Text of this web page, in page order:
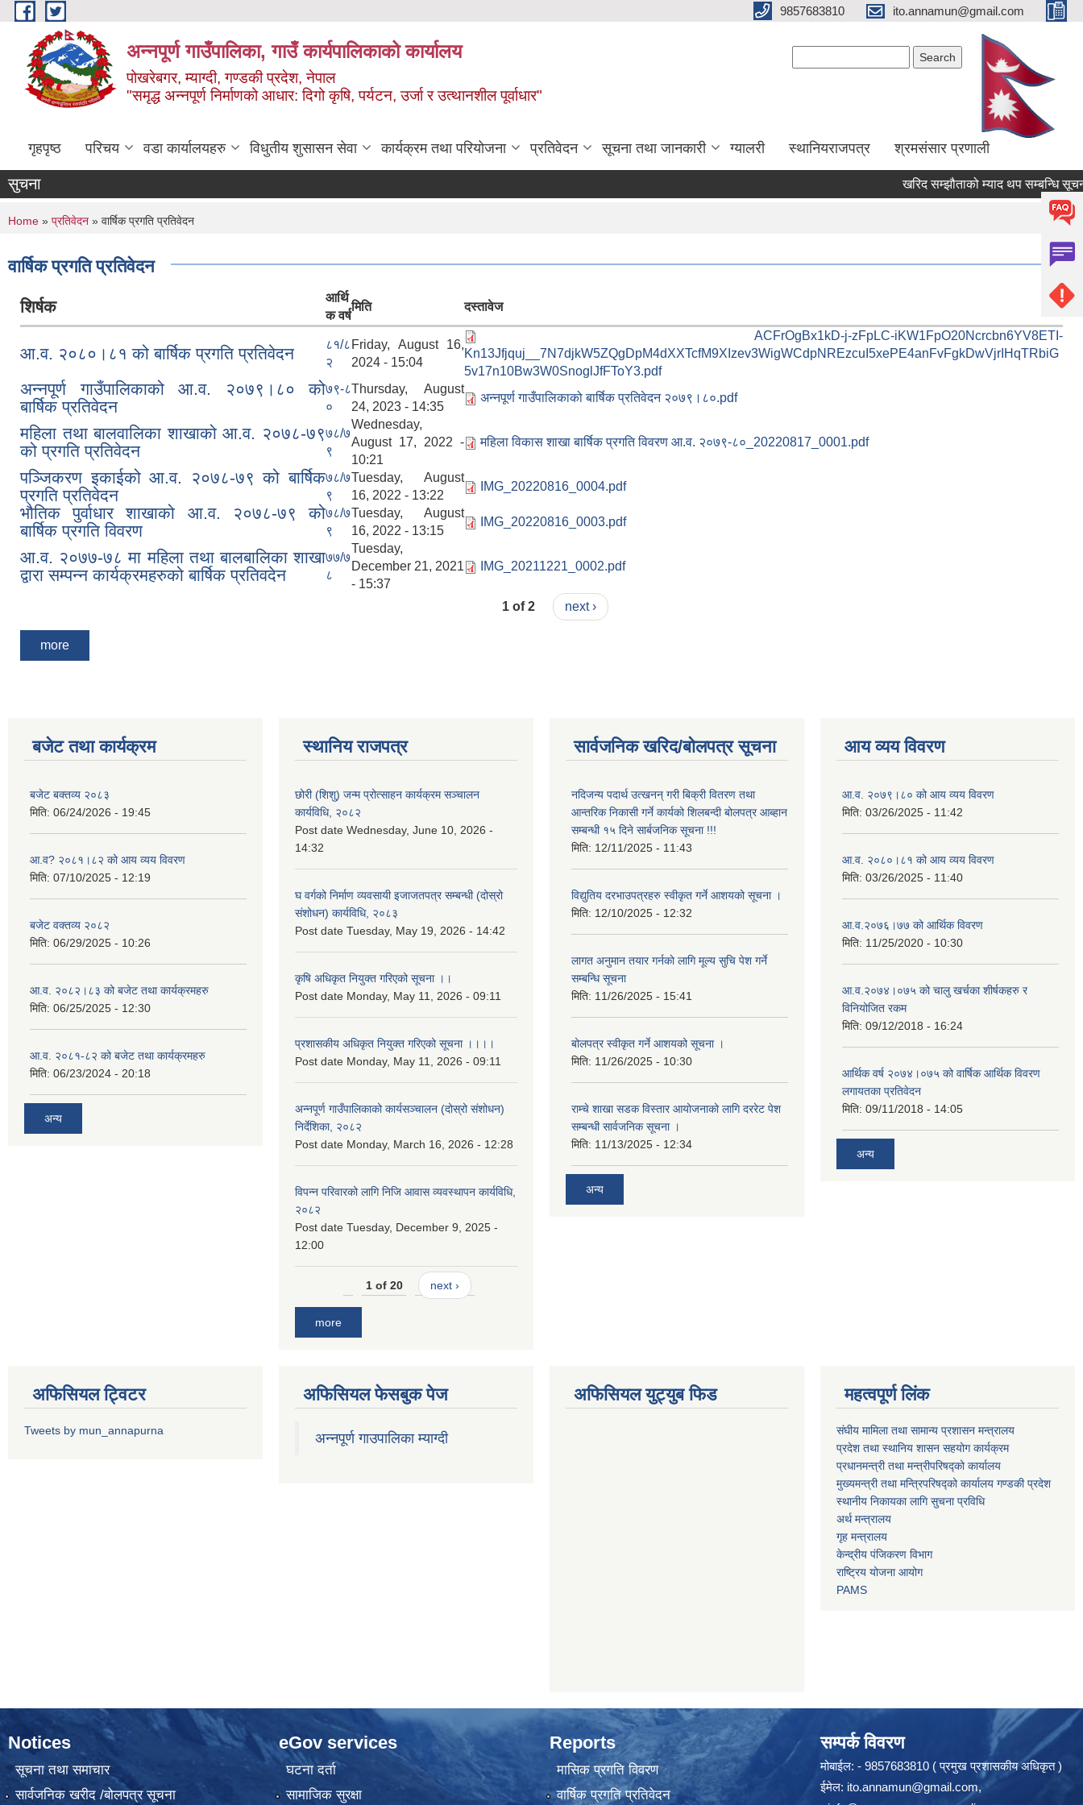
Skip to main content 9857683810 ito.annamun@gmail.com
अन्‍नपूर्ण गाउँपालिका, गाउँ कार्यपालिकाको कार्यालय
पोखरेबगर, म्याग्दी, गण्डकी प्रदेश, नेपाल
"समृद्ध अन्‍नपूर्ण निर्माणको आधार: दिगो कृषि, पर्यटन, उर्जा र उत्थानशील पूर्वाधार"
गृहपृष्ठ परिचय वडा कार्यालयहरु विधुतीय शुसासन सेवा कार्यक्रम तथा परियोजना प्रतिवेदन सूचना तथा जानकारी ग्यालरी स्थानियराजपत्र श्रमसंसार प्रणाली
सुचना खरिद सम्झौताको म्याद थप सम्बन्धि सूचना
You are here
Home » प्रतिवेदन » वार्षिक प्रगति प्रतिवेदन
वार्षिक प्रगति प्रतिवेदन
शिर्षक
आर्थि
क वर्ष
मिति दस्तावेज
आ.व. २०८०।८१ को बार्षिक प्रगति प्रतिवेदन
८१/८
२
Friday, August 16,
2024 - 15:04
ACFrOgBx1kD-j-zFpLC-iKW1FpO20Ncrcbn6YV8ETI-
Kn13Jfjquj__7N7djkW5ZQgDpM4dXXTcfM9XIzev3WigWCdpNREzcuI5xePE4anFvFgkDwVjrIHqTRbiG
5v17n10Bw3W0SnoglJfFToY3.pdf
अन्नपूर्ण गाउँपालिकाको आ.व. २०७९।८० को
बार्षिक प्रतिवेदन
७९-८
०
Thursday, August
24, 2023 - 14:35
अन्नपूर्ण गाउँपालिकाको बार्षिक प्रतिवेदन २०७९।८०.pdf
महिला तथा बालवालिका शाखाको आ.व. २०७८-७९
को प्रगति प्रतिवेदन
७८/७
९
Wednesday,
August 17, 2022 -
10:21
महिला विकास शाखा बार्षिक प्रगति विवरण आ.व. २०७९-८०_20220817_0001.pdf
पञ्जिकरण इकाईको आ.व. २०७८-७९ को बार्षिक
प्रगति प्रतिवेदन
७८/७
९
Tuesday, August
16, 2022 - 13:22
IMG_20220816_0004.pdf
भौतिक पुर्वाधार शाखाको आ.व. २०७८-७९ को
बार्षिक प्रगति विवरण
७८/७
९
Tuesday, August
16, 2022 - 13:15
IMG_20220816_0003.pdf
आ.व. २०७७-७८ मा महिला तथा बालबालिका शाखा
द्वारा सम्पन्न कार्यक्रमहरुको बार्षिक प्रतिवदेन
७७/७
८
Tuesday,
December 21, 2021
- 15:37
IMG_20211221_0002.pdf
1 of 2 next ›
more
बजेट तथा कार्यक्रम
बजेट बक्तव्य २०८३
मिति: 06/24/2026 - 19:45
आ.व? २०८१।८२ को आय व्यय विवरण
मिति: 07/10/2025 - 12:19
बजेट वक्तव्य २०८२
मिति: 06/29/2025 - 10:26
आ.व. २०८२।८३ को बजेट तथा कार्यक्रमहरु
मिति: 06/25/2025 - 12:30
आ.व. २०८१-८२ को बजेट तथा कार्यक्रमहरु
मिति: 06/23/2024 - 20:18
अन्य
स्थानिय राजपत्र
छोरी (शिशु) जन्म प्रोत्साहन कार्यक्रम सञ्चालन
कार्यविधि, २०८२
Post date Wednesday, June 10, 2026 -
14:32
घ वर्गको निर्माण व्यवसायी इजाजतपत्र सम्बन्धी (दोस्रो
संशोधन) कार्यविधि, २०८३
Post date Tuesday, May 19, 2026 - 14:42
कृषि अधिकृत नियुक्त गरिएको सूचना ।।
Post date Monday, May 11, 2026 - 09:11
प्रशासकीय अधिकृत नियुक्त गरिएको सूचना ।।।।
Post date Monday, May 11, 2026 - 09:11
अन्नपूर्ण गाउँपालिकाको कार्यसञ्चालन (दोस्रो संशोधन)
निर्देशिका, २०८२
Post date Monday, March 16, 2026 - 12:28
विपन्न परिवारको लागि निजि आवास व्यवस्थापन कार्यविधि,
२०८२
Post date Tuesday, December 9, 2025 -
12:00
1 of 20 next ›
more
सार्वजनिक खरिद/बोलपत्र सूचना
नदिजन्य पदार्थ उत्खनन् गरी बिक्री वितरण तथा
आन्तरिक निकासी गर्ने कार्यको शिलबन्दी बोलपत्र आब्हान
सम्बन्धी १५ दिने सार्बजनिक सूचना !!!
मिति: 12/11/2025 - 11:43
विद्युतिय दरभाउपत्रहरु स्वीकृत गर्ने आशयको सूचना ।
मिति: 12/10/2025 - 12:32
लागत अनुमान तयार गर्नकाे लागि मूल्य सुचि पेश गर्ने
सम्बन्धि सूचना
मिति: 11/26/2025 - 15:41
बोलपत्र स्वीकृत गर्ने आशयको सूचना ।
मिति: 11/26/2025 - 10:30
राम्चे शाखा सडक विस्तार आयोजनाको लागि दररेट पेश
सम्बन्धी सार्वजनिक सूचना ।
मिति: 11/13/2025 - 12:34
अन्य
आय व्यय विवरण
आ.व. २०७९।८० को आय व्यय विवरण
मिति: 03/26/2025 - 11:42
आ.व. २०८०।८१ को आय व्यय विवरण
मिति: 03/26/2025 - 11:40
आ.व.२०७६।७७ को आर्थिक विवरण
मिति: 11/25/2020 - 10:30
आ.व.२०७४।०७५ को चालु खर्चका शीर्षकहरु र
विनियोजित रकम
मिति: 09/12/2018 - 16:24
आर्थिक वर्ष २०७४।०७५ को वार्षिक आर्थिक विवरण
लगायतका प्रतिवेदन
मिति: 09/11/2018 - 14:05
अन्य
अफिसियल ट्विटर
Tweets by mun_annapurna
अफिसियल फेसबुक पेज
अन्नपूर्ण गाउपालिका म्याग्दी
अफिसियल युट्युब फिड महत्वपूर्ण लिंक
संघीय मामिला तथा सामान्य प्रशासन मन्त्रालय
प्रदेश तथा स्थानिय शासन सहयोग कार्यक्रम
प्रधानमन्त्री तथा मन्त्रीपरिषद्को कार्यालय
मुख्यमन्त्री तथा मन्त्रिपरिषद्को कार्यालय गण्डकी प्रदेश
स्थानीय निकायका लागि सुचना प्रविधि
अर्थ मन्त्रालय
गृह मन्त्रालय
केन्द्रीय पंजिकरण विभाग
राष्ट्रिय योजना आयोग
PAMS
Notices
सूचना तथा समाचार
सार्वजनिक खरीद /बोलपत्र सूचना
eGov services
घटना दर्ता
सामाजिक सुरक्षा
Reports
मासिक प्रगति विवरण
वार्षिक प्रगति प्रतिवेदन
सम्पर्क विवरण
मोबाईल: - 9857683810 ( प्रमुख प्रशासकीय अधिकृत )
ईमेल: ito.annamun@gmail.com,